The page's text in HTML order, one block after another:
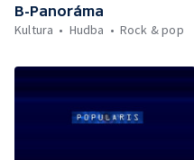
B-Panoráma
Kultura
Hudba Rock & pop